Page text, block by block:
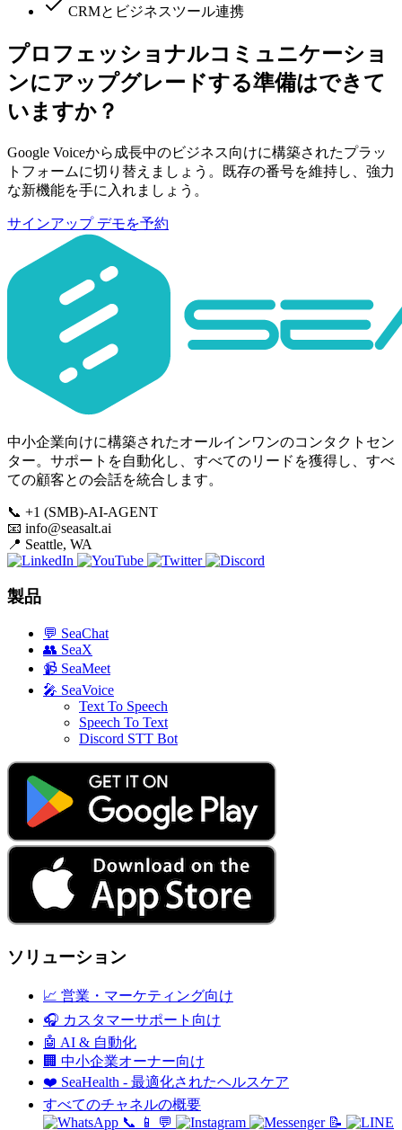
CRMとビジネスツール連携
プロフェッショナルコミュニケーショ
ンにアップグレードする準備はできて
いますか？
Google Voiceから成長中のビジネス向けに構築されたプラッ
トフォームに切り替えましょう。既存の番号を維持し、強力
な新機能を手に入れましょう。
サインアップ デモを予約
中小企業向けに構築されたオールインワンのコンタクトセン
ター。サポートを自動化し、すべてのリードを獲得し、すべ
ての顧客との会話を統合します。
📞 +1 (SMB)-AI-AGENT
📧 info@seasalt.ai
📍 Seattle, WA
製品
💬 SeaChat
👥 SeaX
📹 SeaMeet
🎤 SeaVoice
Text To Speech
Speech To Text
Discord STT Bot
ソリューション
📈 営業・マーケティング向け
🎧 カスタマーサポート向け
🤖 AI & 自動化
🏢 中小企業オーナー向け
❤️ SeaHealth - 最適化されたヘルスケア
すべてのチャネルの概要
📞
📱 💬 📝